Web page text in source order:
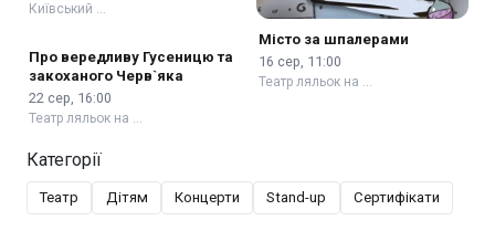
Київський …
Місто за шпалерами
16 сер, 11:00
Театр ляльок на …
Про вередливу Гусеницю та
закоханого Черв`яка
22 сер, 16:00
Театр ляльок на …
Категорії
Театр Дітям Концерти Stand-up Сертифікати